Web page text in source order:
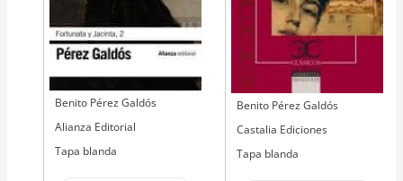
Autor
Benito Pérez Galdós
Editorial
Alianza Editorial
Tapa blanda
Autor
Benito Pérez Galdós
Editorial
Castalia Ediciones
Tapa blanda